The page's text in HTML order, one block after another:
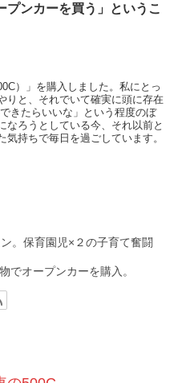
プンカーを買う」というこ
）」を購入しました。私にとっ
りと、それでいて確実に頭に存在
きたらいいな」という程度のぼ
なろうとしている今、それ以前と
持ちで毎日を過ごしています。
。保育園児×２の子育て奮闘
でオープンカーを購入。